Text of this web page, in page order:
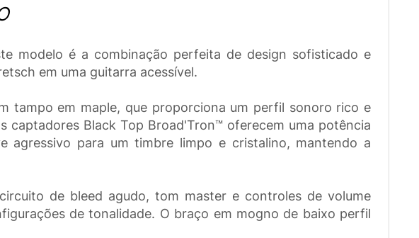
modelo é a combinação perfeita de design sofisticado e
em uma guitarra acessível.
tampo em maple, que proporciona um perfil sonoro rico e
captadores Black Top Broad'Tron™ oferecem uma potência
agressivo para um timbre limpo e cristalino, mantendo a
de bleed agudo, tom master e controles de volume
de tonalidade. O braço em mogno de baixo perfil